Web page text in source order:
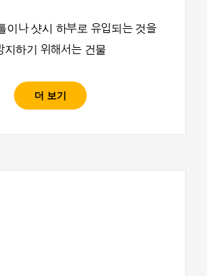
이나 샷시 하부로 유입되는 것을
지하기 위해서는 건물
더 보기